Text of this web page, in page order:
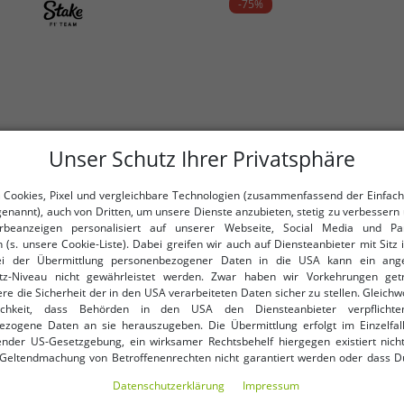
Shirt Formel 1 Sommer-Shirt
Grün
-75%
klassisches Build Your
Unser Schutz Ihrer Privatsphäre
Pixel und vergleichbare Technologien (zusammenfassend der
auch von Dritten, um unsere Dienste anzubieten, stetig zu verbessern
personalisiert auf unserer Webseite, Social Media und
(s. unsere Cookie-Liste). Dabei greifen wir auch auf Diensteanbieter mit Sitz
der Übermittlung personenbezogener Daten in die USA kann ein
Niveau nicht gewährleistet werden. Zwar haben wir Vorkehrungen
die Sicherheit der in den USA verarbeiteten Daten sicher zu stellen.
dass Behörden in den USA den Diensteanbieter
Daten an sie herauszugeben. Die Übermittlung erfolgt im
US-Gesetzgebung, ein wirksamer Rechtsbehelf hiergegen existiert
von Betroffenenrechten nicht garantiert werden oder dass
in die USA für einverstanden (s.a. unsere Datenschutzerklärung). Du hast
Daten­schutz­erklärung Impressum